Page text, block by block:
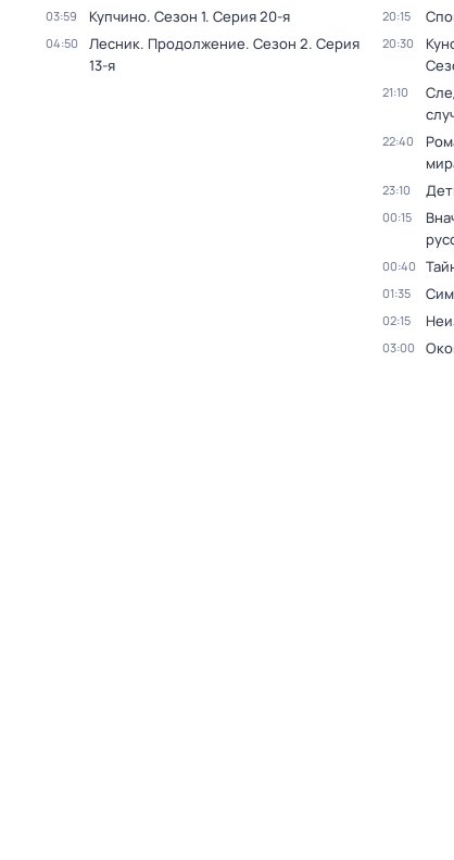
03:59 Купчино. Сезон 1. Серия 20-я
04:50 Лесник. Продолжение. Сезон 2. Серия
13-я
20:15
20:30
21:10
22:40
23:10
00:15
00:40
01:35
02:15
03:00